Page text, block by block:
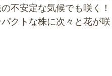
不安定な気候でも咲く！
クトな株に次々と花が咲